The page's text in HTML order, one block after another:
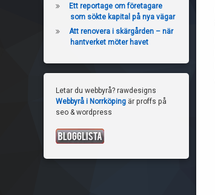
Ett reportage om företagare
som sökte kapital på nya vägar
Att renovera i skärgården – när
hantverket möter havet
Letar du webbyrå? rawdesigns
Webbyrå i Norrköping är proffs på
seo & wordpress